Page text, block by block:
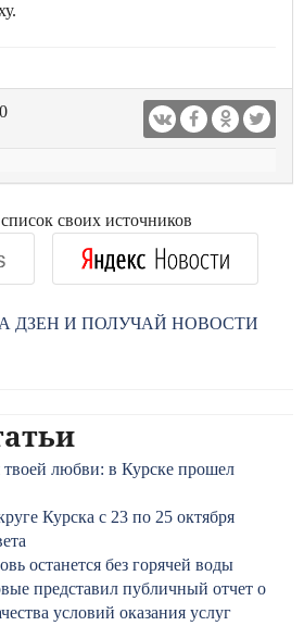
своих источников
ДЗЕН И ПОЛУЧАЙ НОВОСТИ
твоей любви: в Курске прошел
Курска с 23 по 25 октября
останется без горячей воды
представил публичный отчет о
условий оказания услуг